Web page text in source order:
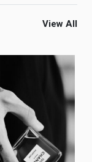
View All